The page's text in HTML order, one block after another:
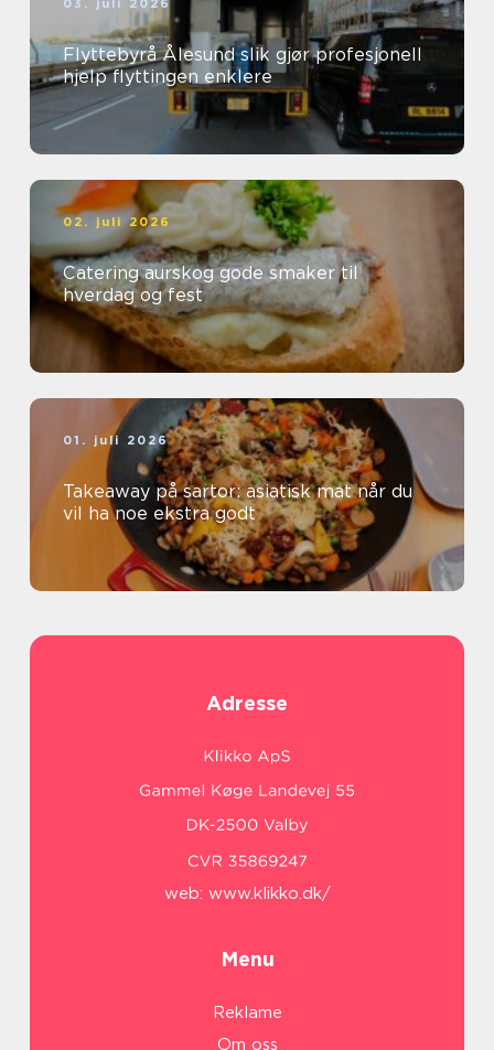
03. juli 2026
Flyttebyrå Ålesund slik gjør profesjonell
hjelp flyttingen enklere
02. juli 2026
Catering aurskog gode smaker til
hverdag og fest
01. juli 2026
Takeaway på sartor: asiatisk mat når du
vil ha noe ekstra godt
Adresse
web: www.klikko.dk/
Menu
Reklame
Om oss